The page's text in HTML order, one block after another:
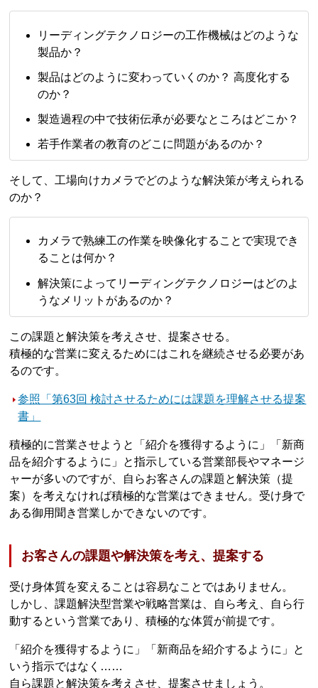
リーディングテクノロジーの工作機械はどのような
製品か？
製品はどのように変わっていくのか？ 高度化する
のか？
製造過程の中で技術伝承が必要なところはどこか？
若手作業者の教育のどこに問題があるのか？
そして、工場向けカメラでどのような解決策が考えられる
のか？
カメラで熟練工の作業を映像化することで実現でき
ることは何か？
解決策によってリーディングテクノロジーはどのよ
うなメリットがあるのか？
この課題と解決策を考えさせ、提案させる。
積極的な営業に変えるためにはこれを継続させる必要があ
るのです。
参照「第63回 検討させるためには課題を理解させる提案
書」
積極的に営業させようと「紹介を獲得するように」「新商
品を紹介するように」と指示している営業部長やマネージ
ャーが多いのですが、自らお客さんの課題と解決策（提
案）を考えなければ積極的な営業はできません。受け身で
ある御用聞き営業しかできないのです。
お客さんの課題や解決策を考え、提案する
受け身体質を変えることは容易なことではありません。
しかし、課題解決型営業や戦略営業は、自ら考え、自ら行
動するという営業であり、積極的な体質が前提です。
「紹介を獲得するように」「新商品を紹介するように」と
いう指示ではなく……
自ら課題と解決策を考えさせ、提案させましょう。